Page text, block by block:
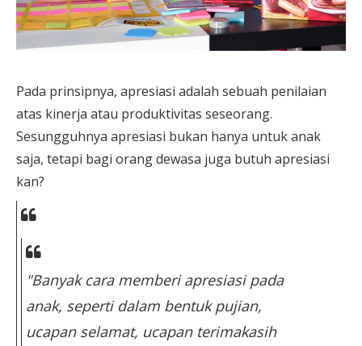
Pada prinsipnya, apresiasi adalah sebuah penilaian
atas kinerja atau produktivitas seseorang.
Sesungguhnya apresiasi bukan hanya untuk anak
saja, tetapi bagi orang dewasa juga butuh apresiasi
kan?
"Banyak cara memberi apresiasi pada
anak, seperti dalam bentuk pujian,
ucapan selamat, ucapan terimakasih